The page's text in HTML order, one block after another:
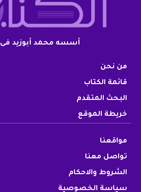
أسسه محمد أبوزيد فى 2007
من نحن
قائمة الكتاب
البحث المتقدم
خريطة الموقع
مواقعنا
تواصل معنا
الشروط والاحكام
سياسة الخصوصية